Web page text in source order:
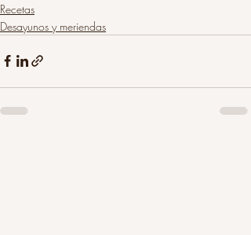
Recetas
Desayunos y meriendas